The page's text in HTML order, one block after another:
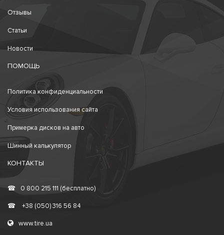
Отзывы
Статьи
Новости
ПОМОЩЬ
Политика конфиденциальности
Условия использования сайта
Примерка дисков на авто
Шинный калькулятор
КОНТАКТЫ
☎ 0 800 215 111 (бесплатно)
☎ +38 (050) 316 56 84
www.tire.ua